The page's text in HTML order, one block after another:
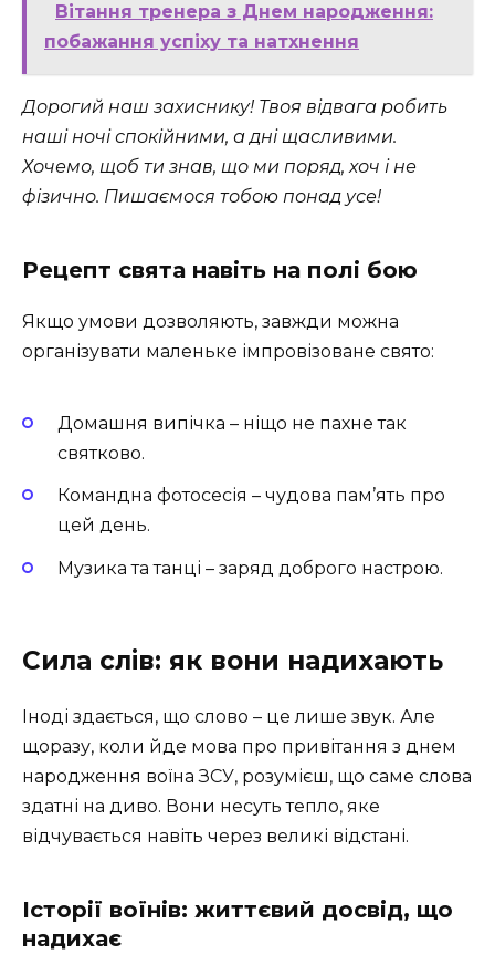
Вітання тренера з Днем народження:
побажання успіху та натхнення
Дорогий наш захиснику! Твоя відвага робить
наші ночі спокійними, а дні щасливими.
Хочемо, щоб ти знав, що ми поряд, хоч і не
фізично. Пишаємося тобою понад усе!
Рецепт свята навіть на полі бою
Якщо умови дозволяють, завжди можна
організувати маленьке імпровізоване свято:
Домашня випічка – ніщо не пахне так
святково.
Командна фотосесія – чудова пам’ять про
цей день.
Музика та танці – заряд доброго настрою.
Сила слів: як вони надихають
Іноді здається, що слово – це лише звук. Але
щоразу, коли йде мова про привітання з днем
народження воїна ЗСУ, розумієш, що саме слова
здатні на диво. Вони несуть тепло, яке
відчувається навіть через великі відстані.
Історії воїнів: життєвий досвід, що
надихає